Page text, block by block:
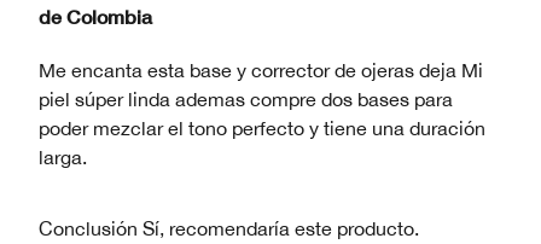
de Colombia
Me encanta esta base y corrector de ojeras deja Mi
piel súper linda ademas compre dos bases para
poder mezclar el tono perfecto y tiene una duración
larga.
Conclusión Sí, recomendaría este producto.